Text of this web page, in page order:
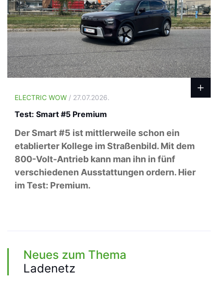
ELECTRIC WOW / 27.07.2026.
Test: Smart #5 Premium
Der Smart #5 ist mittlerweile schon ein
etablierter Kollege im Straßenbild. Mit dem
800-Volt-Antrieb kann man ihn in fünf
verschiedenen Ausstattungen ordern. Hier
im Test: Premium.
Neues zum Thema
Ladenetz